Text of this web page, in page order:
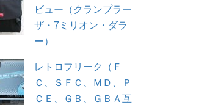
ビュー（クランプラー
ザ・7ミリオン・ダラ
ー）
レトロフリーク（Ｆ
Ｃ、ＳＦＣ、ＭＤ、Ｐ
ＣＥ、ＧＢ、ＧＢＡ互